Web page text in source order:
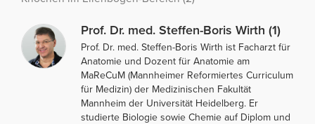
Prof. Dr. med. Steffen-Boris Wirth (1)
Prof. Dr. med. Steffen-Boris Wirth ist Facharzt für
Anatomie und Dozent für Anatomie am
MaReCuM (Mannheimer Reformiertes Curriculum
für Medizin) der Medizinischen Fakultät
Mannheim der Universität Heidelberg. Er
studierte Biologie sowie Chemie auf Diplom und